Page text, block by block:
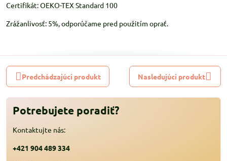
Certifikát: OEKO-TEX Standard 100
Zrážanlivosť: 5%, odporúčame pred použitím oprať.
Predchádzajúci produkt Nasledujúci produkt
Potrebujete poradiť?
Kontaktujte nás:
+421 904 489 334